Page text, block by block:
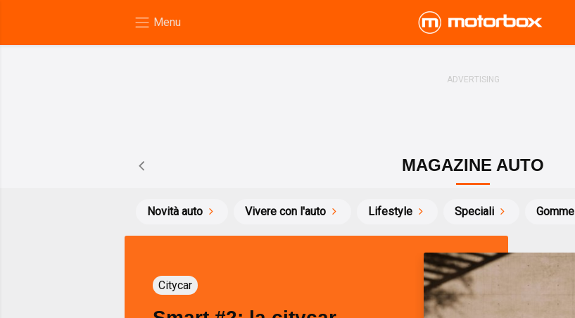
MAGAZINE AUTO
Novità auto Vivere con l'auto Lifestyle Speciali Gomme
Citycar